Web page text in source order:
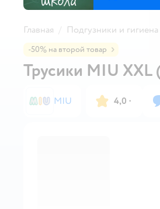
Главная Подгузники и гигиена
-50% на второй товар
Трусики MIU XXL
MIU 4,0 ·